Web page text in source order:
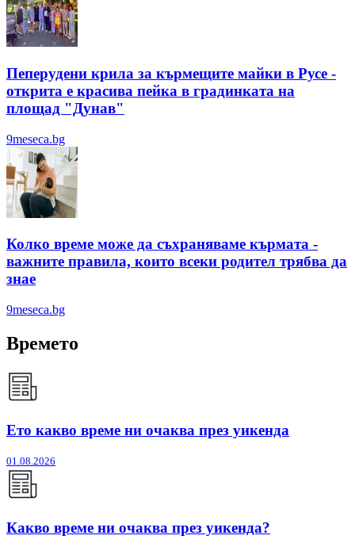
Пеперудени крила за кърмещите майки в Русе -
открита е красива пейка в градинката на
площад "Дунав"
9meseca.bg
Колко време може да съхраняваме кърмата -
важните правила, които всеки родител трябва да
знае
9meseca.bg
Времето
Ето какво време ни очаква през уикенда
01.08.2026
Какво време ни очаква през уикенда?